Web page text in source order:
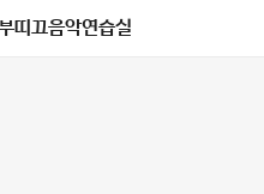
띠끄음악연습실